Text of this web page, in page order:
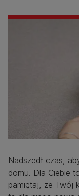
Nadszedł czas,
domu. Dla Ciebie
pamiętaj, że Twój